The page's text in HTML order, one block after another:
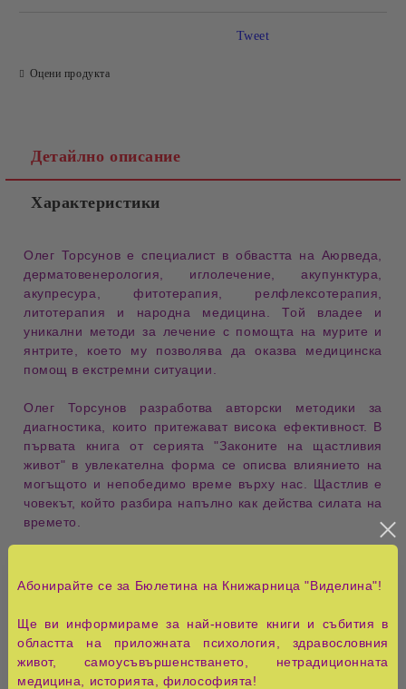
Оцени продукта
Tweet
Детайлно описание
Характеристики
Олег Торсунов е специалист в обвастта на Аюрведа,
дерматовенерология, иглолечение, акупунктура,
акупресура, фитотерапия, релфлексотерапия,
литотерапия и народна медицина. Той владее и
уникални методи за лечение с помощта на мурите и
янтрите, което му позволява да оказва медицинска
помощ в екстремни ситуации.
Олег Торсунов разработва авторски методики за
диагностика, които притежават висока ефективност. В
първата книга от серията "Законите на щастливия
живот" в увлекателна форма се описва влиянието на
могъщото и непобедимо време върху нас. Щастлив е
човекът, който разбира напълно как действа силата на
времето.
посветени на дневния режим. Узнавайки
човека, разбираме, че дневният режим - това е живот в
хармония с обкръжаващия ни свят. Достатъчно е да
болести, от липсата на сили и от нещастната съдба.
Абонирайте се за Бюлетина на Книжарница "Виделина"!
Ще ви информираме за най-новите книги и събития в
областта на приложната психология, здравословния
живот, самоусъвършенстването, нетрадиционната
медицина, историята, философията!